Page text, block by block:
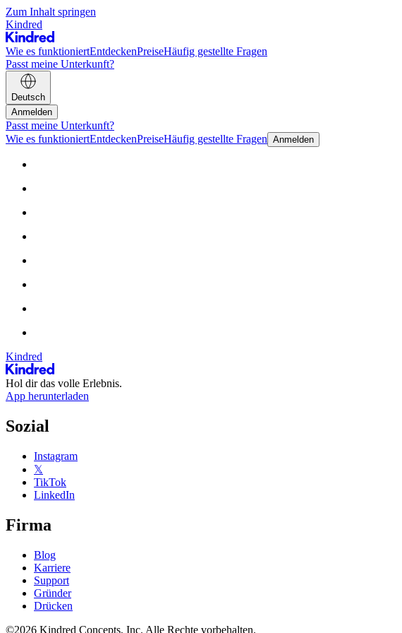
Zum Inhalt springen
Kindred
Wie es funktioniertEntdeckenPreiseHäufig gestellte Fragen
Passt meine Unterkunft?
Deutsch
Anmelden
Passt meine Unterkunft?
Wie es funktioniertEntdeckenPreiseHäufig gestellte Fragen Anmelden
Kindred
Hol dir das volle Erlebnis.
App herunterladen
Sozial
Instagram
𝕏
TikTok
LinkedIn
Firma
Blog
Karriere
Support
Gründer
Drücken
©2026 Kindred Concepts, Inc. Alle Rechte vorbehalten.